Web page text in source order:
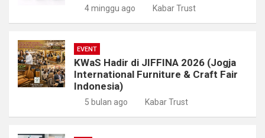
4 minggu ago Kabar Trust
EVENT
KWaS Hadir di JIFFINA 2026 (Jogja
International Furniture & Craft Fair
Indonesia)
5 bulan ago Kabar Trust